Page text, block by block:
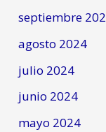
septiembre
agosto 2024
julio 2024
junio 2024
mayo 2024